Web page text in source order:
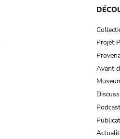
Projet
Avant